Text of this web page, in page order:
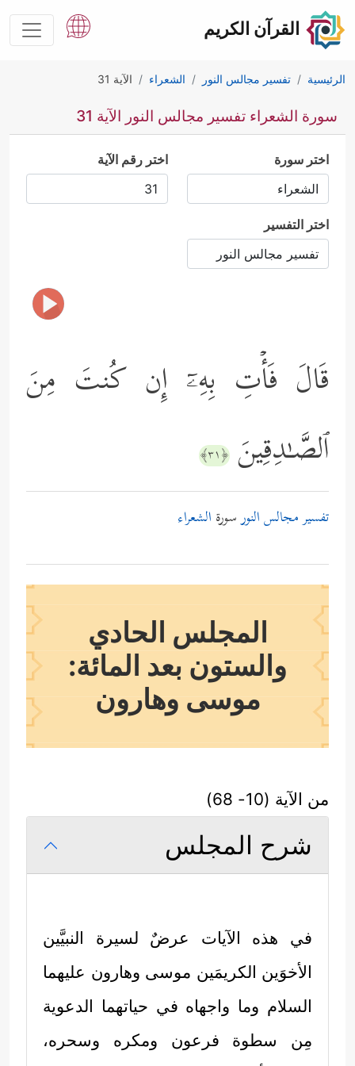
القرآن الكريم
الرئيسية تفسير مجالس النور الشعراء الآية 31
سورة الشعراء تفسير مجالس النور الآية 31
اختر سورة اختر رقم الآية
اختر التفسير
قَالَ فَأۡتِ بِهِۦۤ إِن كُنتَ مِنَ
ٱلصَّـٰدِقِینَ ﴿٣١﴾
تفسير مجالس النورسورة الشعراء
المجلس الحادي
والستون بعد المائة:
موسى وهارون
من الآية (10- 68)
شرح المجلس
في هذه الآيات عرضٌ لسيرة النبيَّين
الأخوَين الكريمَين موسى وهارون عليهما
السلام وما واجهاه في حياتهما الدعوية
مِن سطوة فرعون ومكره وسحره،